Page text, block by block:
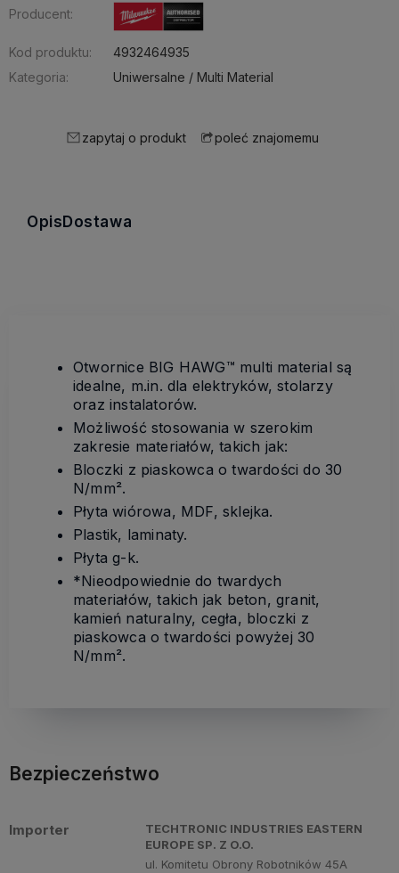
Producent:
Kod produktu:
4932464935
Kategoria:
Uniwersalne / Multi Material
zapytaj o produkt poleć znajomemu
OpisDostawa
Otwornice BIG HAWG™ multi material są
idealne, m.in. dla elektryków, stolarzy
oraz instalatorów.
Możliwość stosowania w szerokim
zakresie materiałów, takich jak:
Bloczki z piaskowca o twardości do 30
N/mm².
Płyta wiórowa, MDF, sklejka.
Plastik, laminaty.
Płyta g-k.
*Nieodpowiednie do twardych
materiałów, takich jak beton, granit,
kamień naturalny, cegła, bloczki z
piaskowca o twardości powyżej 30
N/mm².
Bezpieczeństwo
Importer
TECHTRONIC INDUSTRIES EASTERN
EUROPE SP. Z O.O.
ul. Komitetu Obrony Robotników 45A